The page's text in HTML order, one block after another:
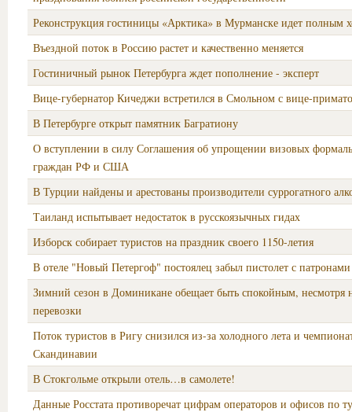
Реконструкция гостиницы «Арктика» в Мурманске идет полным
Въездной поток в Россию растет и качественно меняется
Гостиничный рынок Петербурга ждет пополнение - эксперт
Вице-губернатор Кичеджи встретился в Смольном с вице-
В Петербурге открыт памятник Багратиону
О вступлении в силу Соглашения об упрощении визовых
граждан РФ и США
В Турции найдены и арестованы производители суррогатного
Таиланд испытывает недостаток в русскоязычных гидах
Изборск собирает туристов на праздник своего 1150-летия
В отеле "Новый Петергоф" постоялец забыл пистолет с патронами
Зимний сезон в Доминикане обещает быть спокойным, несмотря
перевозки
Поток туристов в Ригу снизился из-за холодного лета и
Скандинавии
В Стокгольме открыли отель…в самолете!
Данные Росстата противоречат цифрам операторов и офисов по